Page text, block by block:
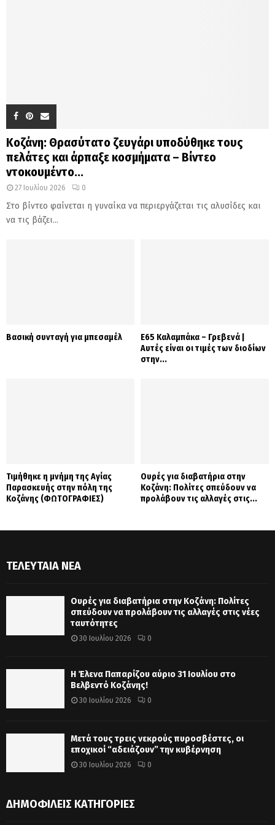
Κοζάνη: Θρασύτατο ζευγάρι υποδύθηκε τους
πελάτες και άρπαξε κοσμήματα – Βίντεο
ντοκουμέντο...
27 Ιουλίου 2026 0
Στο βίντεο φαίνεται η γυναίκα να περιεργάζεται τις αλυσίδες και
να τις βάζει...
Βασική συνταγή για μπεσαμέλ
Ε65 Καλαμπάκα – Γρεβενά |
Αυτές είναι οι τιμές των διοδίων
στην...
Τιμήθηκε η μνήμη της Αγίας
Παρασκευής στην πόλη της
Κοζάνης (ΦΩΤΟΓΡΑΦΙΕΣ)
Ουρές για διαβατήρια στην
Κοζάνη: Πολίτες σπεύδουν να
προλάβουν τις αλλαγές στις...
ΤΕΛΕΥΤΑΊΑ ΝΈΑ
Ουρές για διαβατήρια στην Κοζάνη: Πολίτες
σπεύδουν να προλάβουν τις αλλαγές στις νέες
ταυτότητες
30 Ιουλίου 2026 0
Η Έλενα Παπαρίζου αύριο 31 Ιουλίου στο
Βελβεντό Κοζάνης!
30 Ιουλίου 2026 0
Μετά τους τρεις νεκρούς πυροσβέστες, οι
εποχικοί “αδειάζουν” την κυβέρνηση
30 Ιουλίου 2026 0
ΔΗΜΟΦΙΛΕΊΣ ΚΑΤΗΓΟΡΊΕΣ